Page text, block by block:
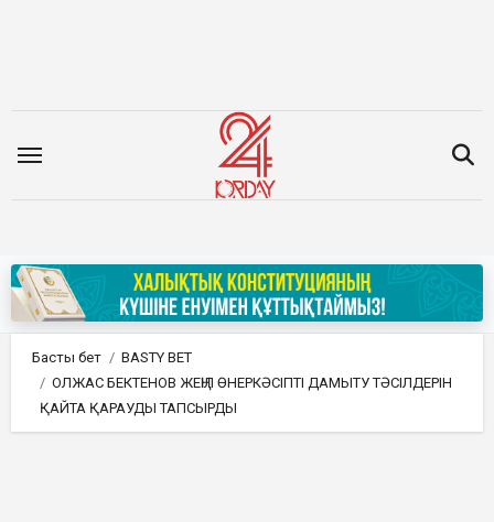
Басты бет
BASTY BET
ОЛЖАС БЕКТЕНОВ ЖЕҢІЛ ӨНЕРКӘСІПТІ ДАМЫТУ ТӘСІЛДЕРІН
ҚАЙТА ҚАРАУДЫ ТАПСЫРДЫ